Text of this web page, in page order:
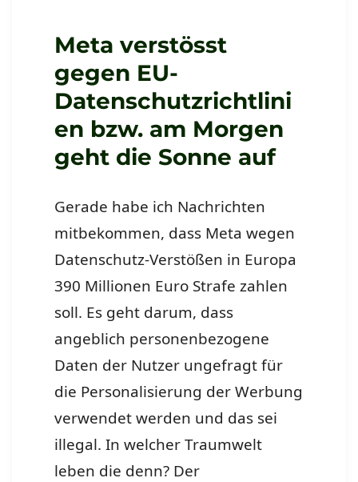
Meta verstösst
gegen EU-
Datenschutzrichtlini
en bzw. am Morgen
geht die Sonne auf
Gerade habe ich Nachrichten
mitbekommen, dass Meta wegen
Datenschutz-Verstößen in Europa
390 Millionen Euro Strafe zahlen
soll. Es geht darum, dass
angeblich personenbezogene
Daten der Nutzer ungefragt für
die Personalisierung der Werbung
verwendet werden und das sei
illegal. In welcher Traumwelt
leben die denn? Der